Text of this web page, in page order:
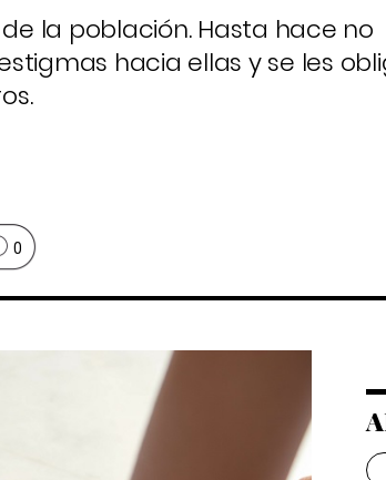
la población. Hasta hace no
hacia ellas y se les
0